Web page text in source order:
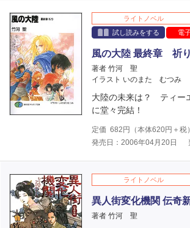
ライトノベル
試し読みをする
電
風の大陸 最終章 祈り
著者 竹河 聖
イラスト いのまた むつみ
大陸の未来は？ ティー
に堂々完結！
定価 682 円（本体620円＋税）
発売日：2006年04月20日
ライトノベル
異人街変化機関 伝奇
著者 竹河 聖